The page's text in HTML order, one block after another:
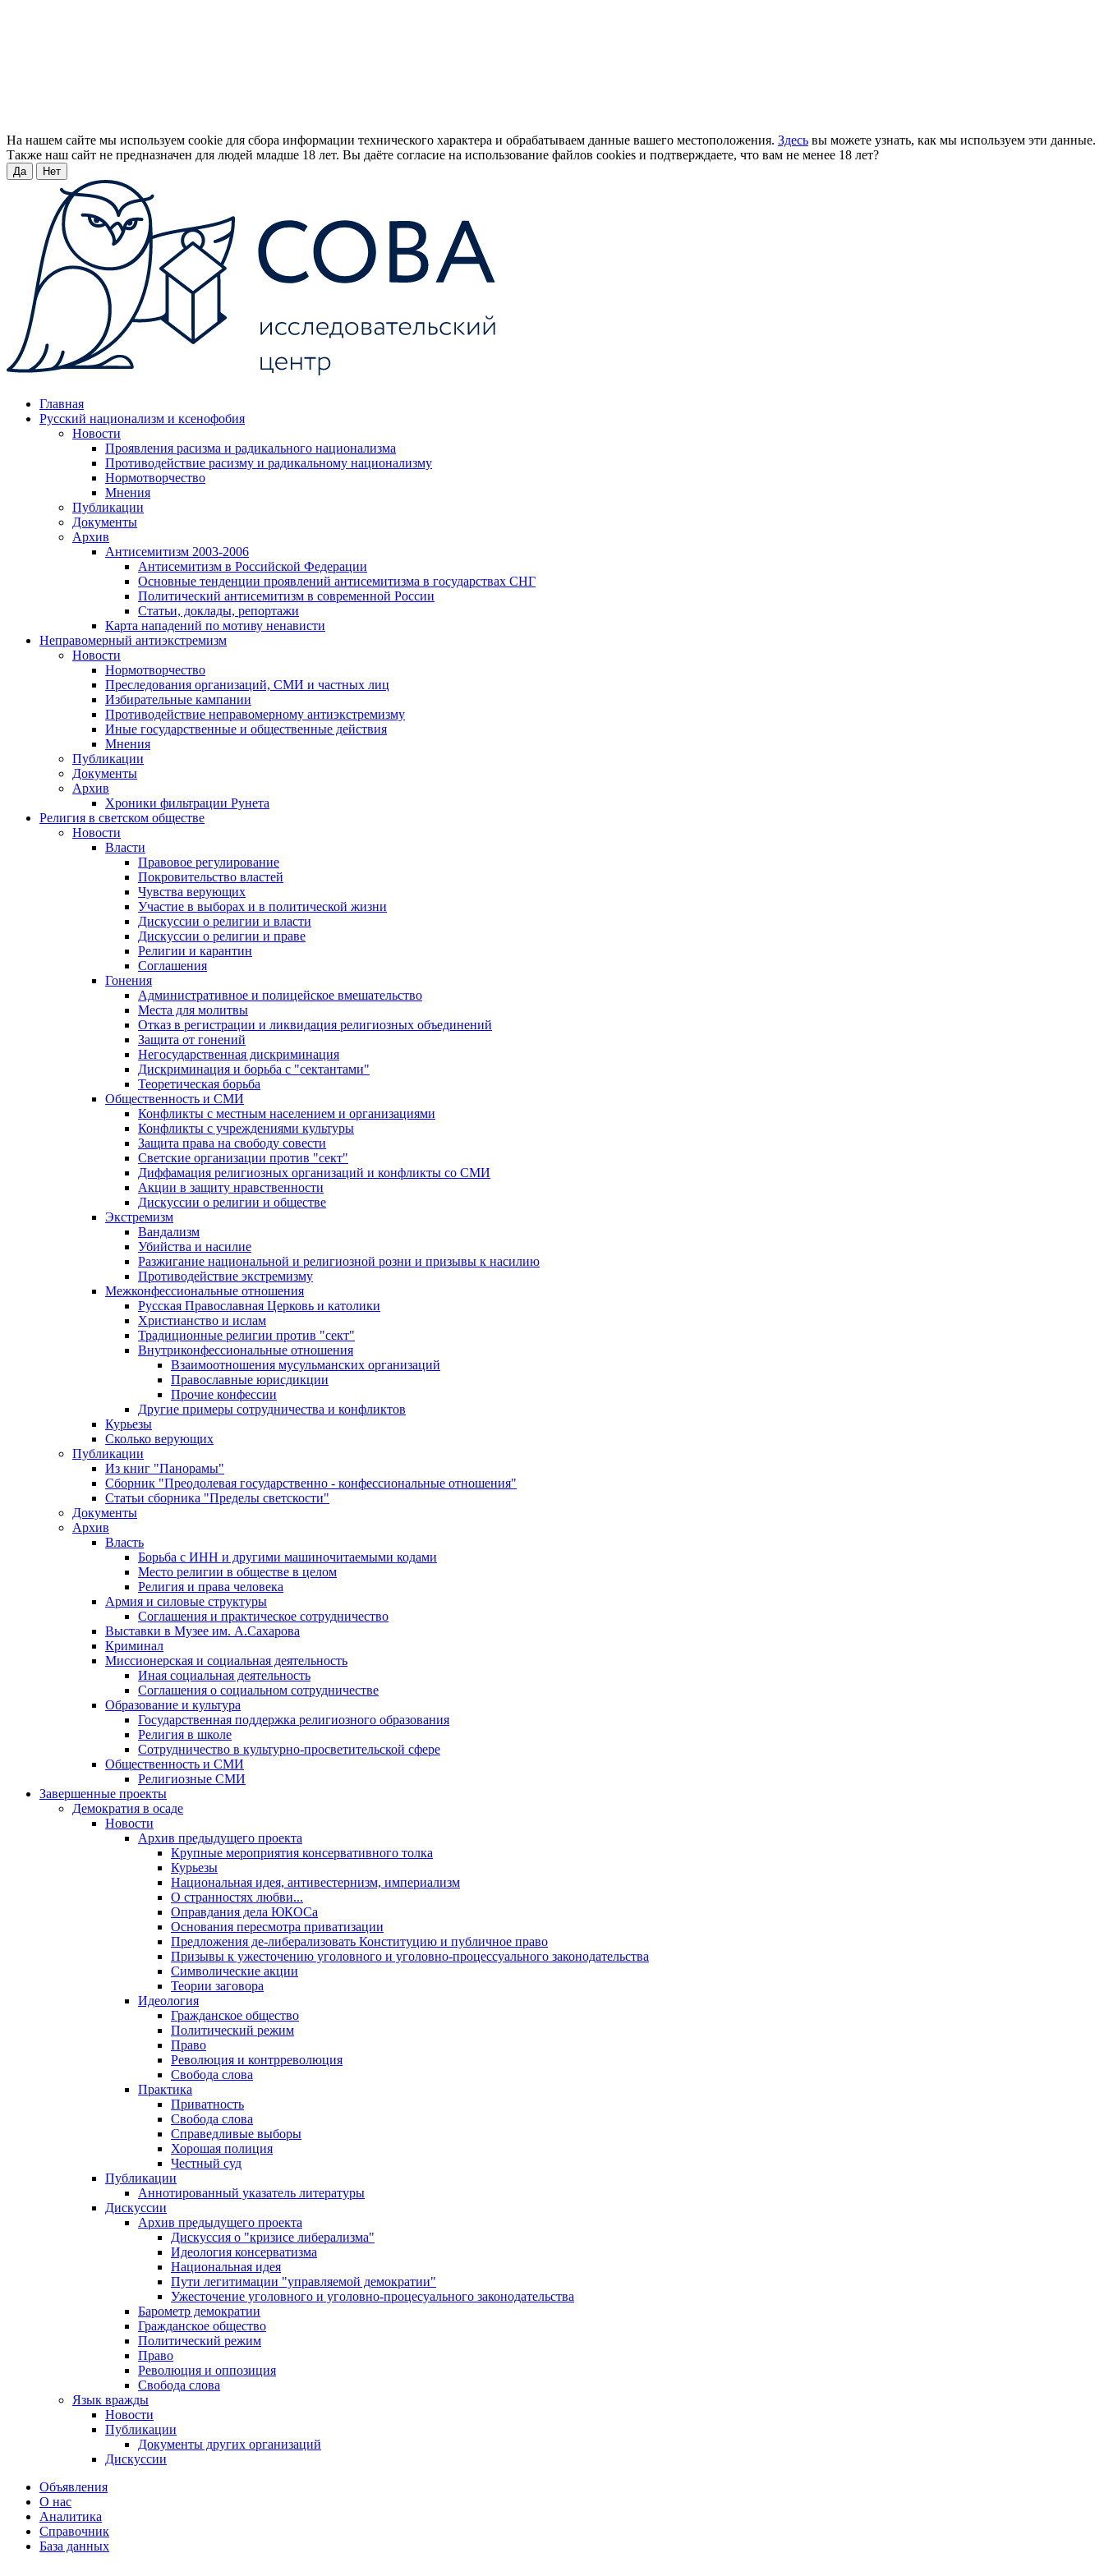
На нашем сайте мы используем cookie для сбора информации технического характера и обрабатываем данные вашего местоположения. Здесь вы можете узнать, как мы используем эти данные.
Также наш сайт не предназначен для людей младше 18 лет. Вы даёте согласие на использование файлов cookies и подтверждаете, что вам не менее 18 лет?
Да Нет
Главная
Русский национализм и ксенофобия
Новости
Проявления расизма и радикального национализма
Противодействие расизму и радикальному национализму
Нормотворчество
Мнения
Публикации
Документы
Архив
Антисемитизм 2003-2006
Антисемитизм в Российской Федерации
Основные тенденции проявлений антисемитизма в государствах СНГ
Политический антисемитизм в современной России
Статьи, доклады, репортажи
Карта нападений по мотиву ненависти
Неправомерный антиэкстремизм
Новости
Нормотворчество
Преследования организаций, СМИ и частных лиц
Избирательные кампании
Противодействие неправомерному антиэкстремизму
Иные государственные и общественные действия
Мнения
Публикации
Документы
Архив
Хроники фильтрации Рунета
Религия в светском обществе
Новости
Власти
Правовое регулирование
Покровительство властей
Чувства верующих
Участие в выборах и в политической жизни
Дискуссии о религии и власти
Дискуссии о религии и праве
Религии и карантин
Соглашения
Гонения
Административное и полицейское вмешательство
Места для молитвы
Отказ в регистрации и ликвидация религиозных объединений
Защита от гонений
Негосударственная дискриминация
Дискриминация и борьба с "сектантами"
Теоретическая борьба
Общественность и СМИ
Конфликты с местным населением и организациями
Конфликты с учреждениями культуры
Защита права на свободу совести
Светские организации против "сект"
Диффамация религиозных организаций и конфликты со СМИ
Акции в защиту нравственности
Дискуссии о религии и обществе
Экстремизм
Вандализм
Убийства и насилие
Разжигание национальной и религиозной розни и призывы к насилию
Противодействие экстремизму
Межконфессиональные отношения
Русская Православная Церковь и католики
Христианство и ислам
Традиционные религии против "сект"
Внутриконфессиональные отношения
Взаимоотношения мусульманских организаций
Православные юрисдикции
Прочие конфессии
Другие примеры сотрудничества и конфликтов
Курьезы
Сколько верующих
Публикации
Из книг "Панорамы"
Сборник "Преодолевая государственно - конфессиональные отношения"
Статьи сборника "Пределы светскости"
Документы
Архив
Власть
Борьба с ИНН и другими машиночитаемыми кодами
Место религии в обществе в целом
Религия и права человека
Армия и силовые структуры
Соглашения и практическое сотрудничество
Выставки в Музее им. А.Сахарова
Криминал
Миссионерская и социальная деятельность
Иная социальная деятельность
Соглашения о социальном сотрудничестве
Образование и культура
Государственная поддержка религиозного образования
Религия в школе
Сотрудничество в культурно-просветительской сфере
Общественность и СМИ
Религиозные СМИ
Завершенные проекты
Демократия в осаде
Новости
Архив предыдущего проекта
Крупные мероприятия консервативного толка
Курьезы
Национальная идея, антивестернизм, империализм
О странностях любви...
Оправдания дела ЮКОСа
Основания пересмотра приватизации
Предложения де-либерализовать Конституцию и публичное право
Призывы к ужесточению уголовного и уголовно-процессуального законодательства
Символические акции
Теории заговора
Идеология
Гражданское общество
Политический режим
Право
Революция и контрреволюция
Свобода слова
Практика
Приватность
Свобода слова
Справедливые выборы
Хорошая полиция
Честный суд
Публикации
Аннотированный указатель литературы
Дискуссии
Архив предыдущего проекта
Дискуссия о "кризисе либерализма"
Идеология консерватизма
Национальная идея
Пути легитимации "управляемой демократии"
Ужесточение уголовного и уголовно-процесуального законодательства
Барометр демократии
Гражданское общество
Политический режим
Право
Революция и оппозиция
Свобода слова
Язык вражды
Новости
Публикации
Документы других организаций
Дискуссии
Объявления
О нас
Аналитика
Справочник
База данных